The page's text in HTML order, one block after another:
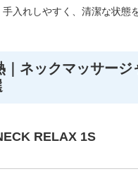
入れしやすく、清潔な状態
｜ネックマッサージ
RELAX 1S